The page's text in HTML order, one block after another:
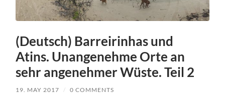
(Deutsch) Barreirinhas und
Atins. Unangenehme Orte an
sehr angenehmer Wüste. Teil 2
19. MAY 2017 / 0 COMMENTS